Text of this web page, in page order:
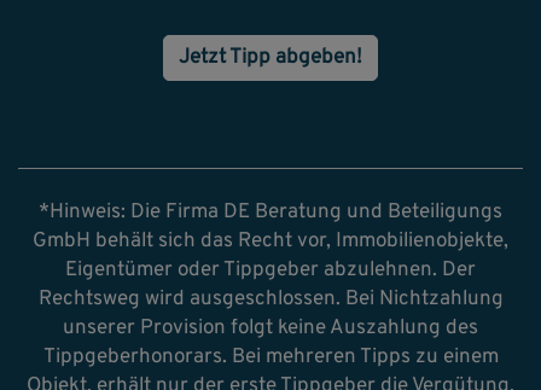
Jetzt Tipp abgeben!
*Hinweis: Die Firma DE Beratung und Beteiligungs
GmbH behält sich das Recht vor, Immobilienobjekte,
Eigentümer oder Tippgeber abzulehnen. Der
Rechtsweg wird ausgeschlossen. Bei Nichtzahlung
unserer Provision folgt keine Auszahlung des
Tippgeberhonorars. Bei mehreren Tipps zu einem